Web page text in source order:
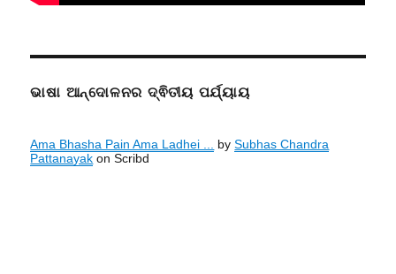
ଭାଷା ଆନ୍ଦୋଳନର ଦ୍ଵିତୀୟ ପର୍ଯ୍ୟାୟ
Ama Bhasha Pain Ama Ladhei ... bySubhas Chandra
Pattanayak on Scribd